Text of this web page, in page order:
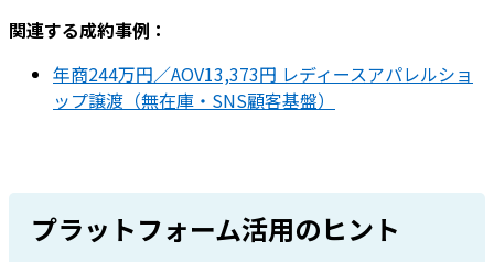
関連する成約事例：
年商244万円／AOV13,373円 レディースアパレルショ
ップ譲渡（無在庫・SNS顧客基盤）
プラットフォーム活用のヒント